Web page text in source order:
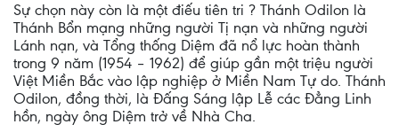
Sự chọn này còn là một điếu tiên tri ? Thánh Odilon là
Thánh Bổn mạng những người Tị nạn và những người
Lánh nạn, và Tổng thống Diệm đã nổ lực hoàn thành
trong 9 năm (1954 – 1962) để giúp gần một triệu người
Việt Miền Bắc vào lập nghiệp ở Miền Nam Tự do. Thánh
Odilon, đồng thời, là Ðấng Sáng lập Lễ các Ðẳng Linh
hồn, ngày ông Diệm trở về Nhà Cha.